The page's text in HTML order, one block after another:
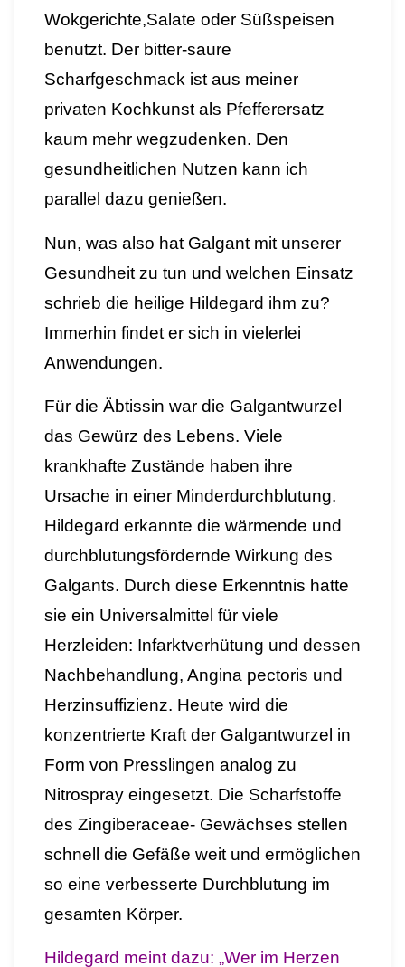
Wokgerichte,Salate oder Süßspeisen
benutzt. Der bitter-saure
Scharfgeschmack ist aus meiner
privaten Kochkunst als Pfefferersatz
kaum mehr wegzudenken. Den
gesundheitlichen Nutzen kann ich
parallel dazu genießen.
Nun, was also hat Galgant mit unserer
Gesundheit zu tun und welchen Einsatz
schrieb die heilige Hildegard ihm zu?
Immerhin findet er sich in vielerlei
Anwendungen.
Für die Äbtissin war die Galgantwurzel
das Gewürz des Lebens. Viele
krankhafte Zustände haben ihre
Ursache in einer Minderdurchblutung.
Hildegard erkannte die wärmende und
durchblutungsfördernde Wirkung des
Galgants. Durch diese Erkenntnis hatte
sie ein Universalmittel für viele
Herzleiden: Infarktverhütung und dessen
Nachbehandlung, Angina pectoris und
Herzinsuffizienz. Heute wird die
konzentrierte Kraft der Galgantwurzel in
Form von Presslingen analog zu
Nitrospray eingesetzt. Die Scharfstoffe
des Zingiberaceae- Gewächses stellen
schnell die Gefäße weit und ermöglichen
so eine verbesserte Durchblutung im
gesamten Körper.
Hildegard meint dazu: „Wer im Herzen